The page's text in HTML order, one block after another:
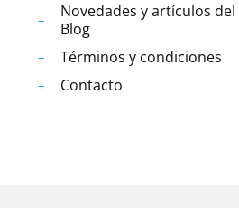
Novedades y artículos del
Blog
Términos y condiciones
Contacto